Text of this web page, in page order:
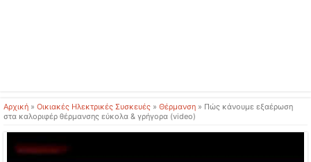
Αρχική » Οικιακές Ηλεκτρικές Συσκευές » Θέρμανση » Πώς κάνουμε εξαέρωση
στα καλοριφέρ θέρμανσης εύκολα & γρήγορα (video)